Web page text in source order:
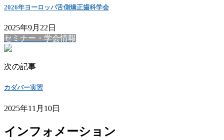
2026年ヨーロッパ舌側矯正歯科学会
2025年9月22日
セミナー・学会情報
次の記事
カダバー実習
2025年11月10日
インフォメーション